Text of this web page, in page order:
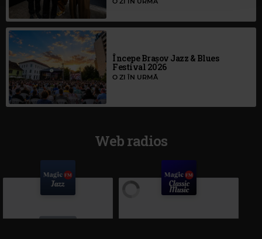
Începe Brașov Jazz & Blues
Festival 2026
O ZI ÎN URMĂ
Web radios